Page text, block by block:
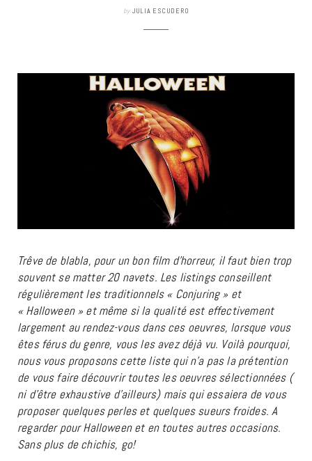
by JULIA ESCUDERO
Trêve de blabla, pour un bon film d’horreur, il faut bien trop
souvent se matter 20 navets. Les listings conseillent
régulièrement les traditionnels « Conjuring » et
« Halloween » et même si la qualité est effectivement
largement au rendez-vous dans ces oeuvres, lorsque vous
êtes férus du genre, vous les avez déjà vu. Voilà pourquoi,
nous vous proposons cette liste qui n’a pas la prétention
de vous faire découvrir toutes les oeuvres sélectionnées (
ni d’être exhaustive d’ailleurs) mais qui essaiera de vous
proposer quelques perles et quelques sueurs froides. A
regarder pour Halloween et en toutes autres occasions.
Sans plus de chichis, go!